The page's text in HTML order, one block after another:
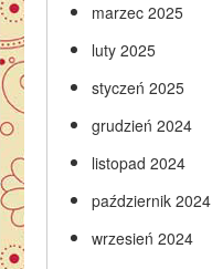
marzec 2025
luty 2025
styczeń 2025
grudzień 2024
listopad 2024
październik 2024
wrzesień 2024